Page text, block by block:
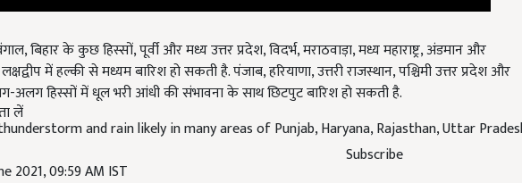
लें
Subscribe
में हल्की से मध्यम बारिश हो सकती है. पंजाब, हरियाणा, उत्तरी राजस्थान, पश्चिमी उत्तर प्रदेश और
हिस्सों में धूल भरी आंधी की संभावना के साथ छिटपुट बारिश हो सकती है.
and rain likely in many areas of Punjab, Haryana, Rajasthan, Uttar Pradesh